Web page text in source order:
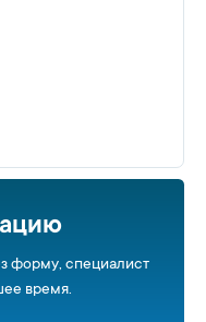
форму, специалист
время.